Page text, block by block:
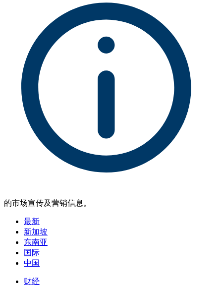
的市场宣传及营销信息。
最新
新加坡
东南亚
国际
中国
财经